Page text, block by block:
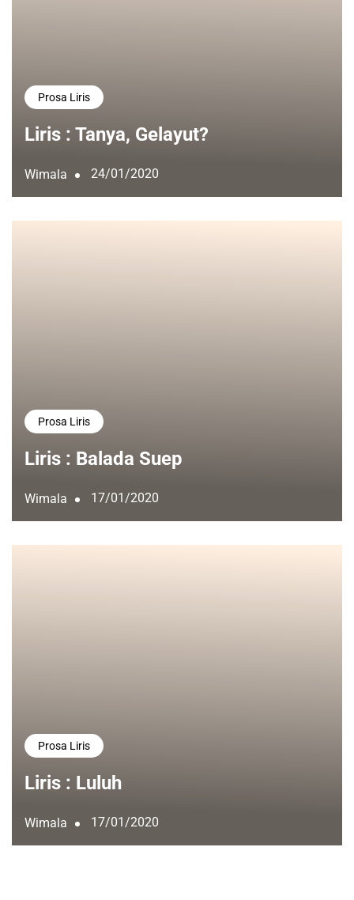
Prosa Liris
Liris : Tanya, Gelayut?
Wimala 24/01/2020
Prosa Liris
Liris : Balada Suep
Wimala 17/01/2020
Prosa Liris
Liris : Luluh
Wimala 17/01/2020